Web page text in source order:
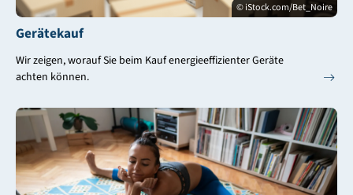
© iStock.com/Bet_Noire
Gerätekauf
Wir zeigen, worauf Sie beim Kauf energieeffizienter Geräte
achten können.